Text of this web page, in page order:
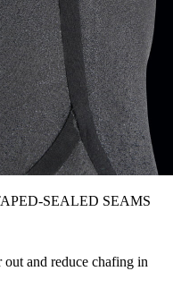
SEALED SEAMS
and reduce chafing in